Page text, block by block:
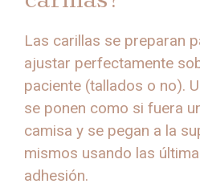
Las carillas se preparan
ajustar perfectamente
paciente (tallados o no).
se ponen como si fuera
camisa y se pegan a la
mismos usando las
adhesión.